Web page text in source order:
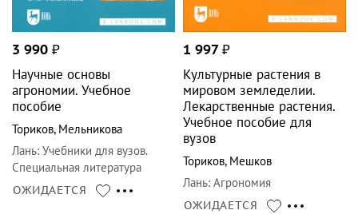
3 990 ₽
Научные основы
агрономии. Учебное
пособие
Ториков, Мельникова
Лань: Учебники для вузов.
Специальная литература
ОЖИДАЕТСЯ
1 997 ₽
Культурные растения в
мировом земледелии.
Лекарственные растения.
Учебное пособие для
вузов
Ториков, Мешков
Лань: Агрономия
ОЖИДАЕТСЯ